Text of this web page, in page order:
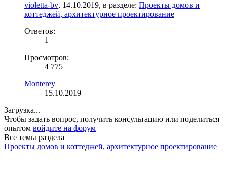
violetta-bv, 14.10.2019, в разделе: Проекты домов и
коттеджей, архитектурное проектирование
Ответов:
1
Просмотров:
4 775
Monterey
15.10.2019
Загрузка...
Чтобы задать вопрос, получить консультацию или поделиться
опытом войдите на форум
Все темы раздела
Проекты домов и коттеджей, архитектурное проектирование